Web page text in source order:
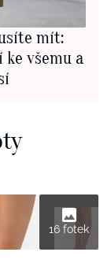
mít:
ke všemu a
16 fotek